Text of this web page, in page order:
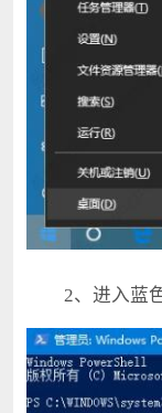
2、进入蓝色